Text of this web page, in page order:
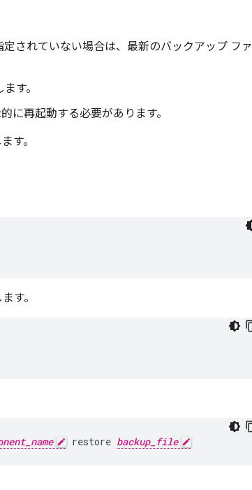
されていない場合は、最新のバックアップ ファ
す。
に再起動する必要があります。
す。
す。
restore backup_file